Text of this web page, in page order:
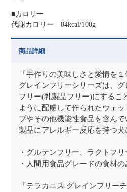
■カロリー
代謝カロリー 84kcal/100g
商品詳細
「手作りの美味しさと愛情を１
グレインフリーシリーズは、
フリー(乳製品フリー)にするこ
ように配慮して作られたウェ
ブやその他機能性食品を含ん
製品にアレルギー反応を持つ犬
・グルテンフリー、ラクトフリ
・人間用食品グレードの食材の
「テラカニス グレインフリー